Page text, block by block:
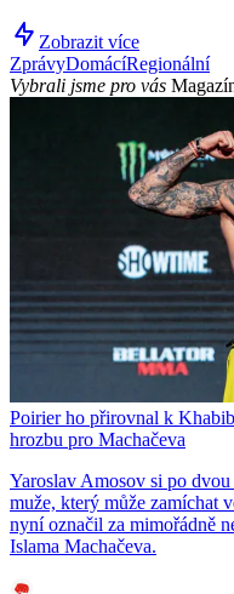
Zobrazit více
ZprávyDomácíRegionální
Vybrali jsme pro vás
Poirier ho přirovnal k
hrozbu pro Machačeva
Yaroslav Amosov si po
muže, který může zamíchat
nyní označil za mimořádně
Islama Machačeva.